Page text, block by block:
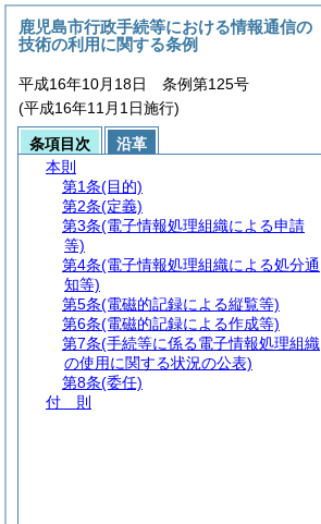
鹿児島市行政手続等における情報通信の
技術の利用に関する条例
平成16年10月18日 条例第125号
(平成16年11月1日施行)
条項目次
沿革
本則
第1条(目的)
第2条(定義)
第3条(電子情報処理組織による申請
等)
第4条(電子情報処理組織による処分通
知等)
第5条(電磁的記録による縦覧等)
第6条(電磁的記録による作成等)
第7条(手続等に係る電子情報処理組織
の使用に関する状況の公表)
第8条(委任)
付 則